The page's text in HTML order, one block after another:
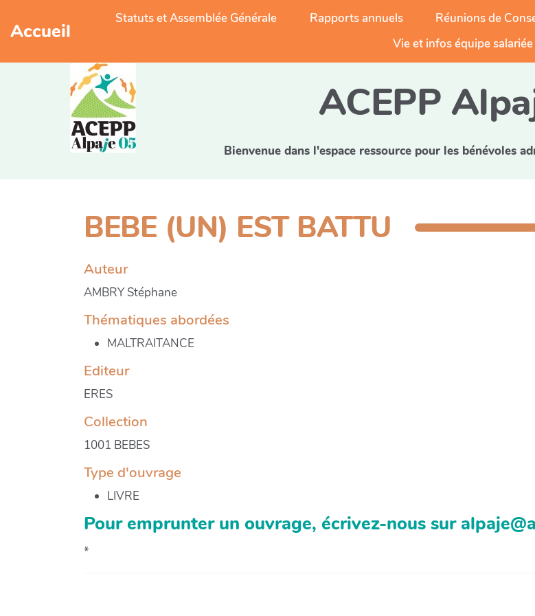
Accueil
Statuts et Assemblée Générale Rapports annuels Réunions de
Vie et infos équipe salariée
ACEPP
Bienvenue dans l'espace ressource pour les bénévoles
BEBE (UN) EST BATTU
Auteur
AMBRY Stéphane
Thématiques abordées
MALTRAITANCE
Editeur
ERES
Collection
1001 BEBES
Type d'ouvrage
LIVRE
Pour emprunter un ouvrage, écrivez-nous sur
*